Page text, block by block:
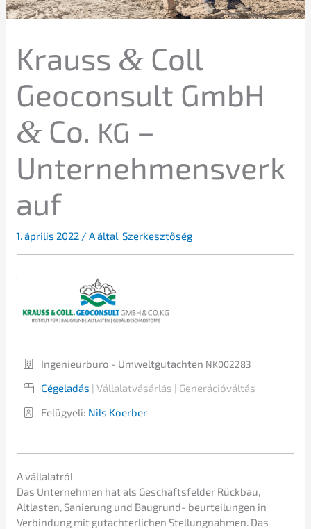
Krauss & Coll
Geocon­sult GmbH
& Co. KG –
Unternehmensverk
auf
1. ápril­is 2022 / A által Szerkesztőség
Ingenieur­bü­ro - Umwelt­gut­ach­ten NK002283
Cégela­dás | Vállalat­vá­sár­lás | Generációváltás
Felügye­li: Nils Koerber
A vállala­tról
Das Unter­neh­men hat als Geschäfts­fel­der Rückbau,
Altlas­ten, Sanie­rung und Baugrund- beurtei­lun­gen in
Verbin­dung mit gutach­ter­li­chen Stellung­nah­men. Das